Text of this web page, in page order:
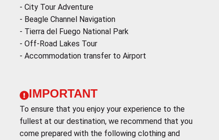
- City Tour Adventure
- Beagle Channel Navigation
- Tierra del Fuego National Park
- Off-Road Lakes Tour
- Accommodation transfer to Airport
IMPORTANT
To ensure that you enjoy your experience to the
fullest at our destination, we recommend that you
come prepared with the following clothing and